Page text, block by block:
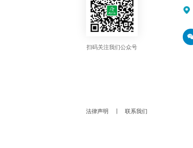
扫码关注我们公众号
法律声明 联系我们